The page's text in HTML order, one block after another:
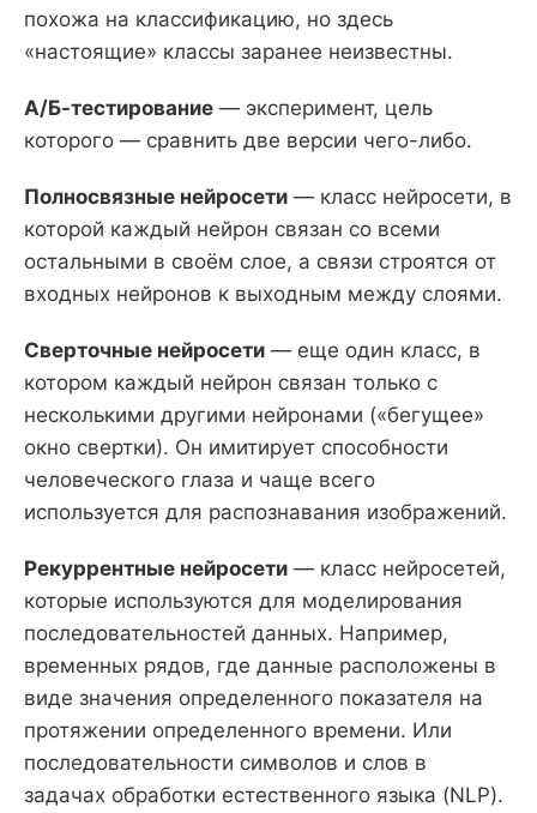
похожа на классификацию, но здесь
«настоящие» классы заранее неизвестны.
А/Б-тестирование — эксперимент, цель
которого — сравнить две версии чего-либо.
Полносвязные нейросети — класс нейросети, в
которой каждый нейрон связан со всеми
остальными в своём слое, а связи строятся от
входных нейронов к выходным между слоями.
Сверточные нейросети — еще один класс, в
котором каждый нейрон связан только с
несколькими другими нейронами («бегущее»
окно свертки). Он имитирует способности
человеческого глаза и чаще всего
используется для распознавания изображений.
Рекуррентные нейросети — класс нейросетей,
которые используются для моделирования
последовательностей данных. Например,
временных рядов, где данные расположены в
виде значения определенного показателя на
протяжении определенного времени. Или
последовательности символов и слов в
задачах обработки естественного языка (NLP).